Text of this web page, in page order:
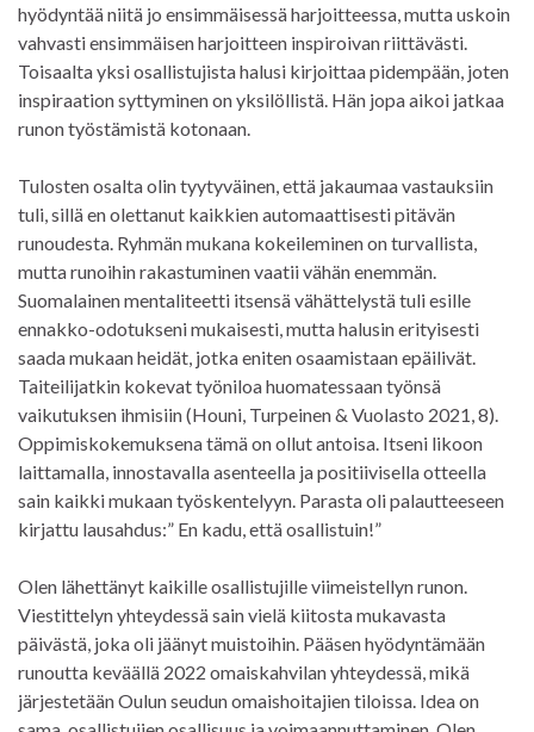
hyödyntää niitä jo ensimmäisessä harjoitteessa, mutta uskoin
vahvasti ensimmäisen harjoitteen inspiroivan riittävästi.
Toisaalta yksi osallistujista halusi kirjoittaa pidempään, joten
inspiraation syttyminen on yksilöllistä. Hän jopa aikoi jatkaa
runon työstämistä kotonaan.
Tulosten osalta olin tyytyväinen, että jakaumaa vastauksiin
tuli, sillä en olettanut kaikkien automaattisesti pitävän
runoudesta. Ryhmän mukana kokeileminen on turvallista,
mutta runoihin rakastuminen vaatii vähän enemmän.
Suomalainen mentaliteetti itsensä vähättelystä tuli esille
ennakko-odotukseni mukaisesti, mutta halusin erityisesti
saada mukaan heidät, jotka eniten osaamistaan epäilivät.
Taiteilijatkin kokevat työniloa huomatessaan työnsä
vaikutuksen ihmisiin (Houni, Turpeinen & Vuolasto 2021, 8).
Oppimiskokemuksena tämä on ollut antoisa. Itseni likoon
laittamalla, innostavalla asenteella ja positiivisella otteella
sain kaikki mukaan työskentelyyn. Parasta oli palautteeseen
kirjattu lausahdus:” En kadu, että osallistuin!”
Olen lähettänyt kaikille osallistujille viimeistellyn runon.
Viestittelyn yhteydessä sain vielä kiitosta mukavasta
päivästä, joka oli jäänyt muistoihin. Pääsen hyödyntämään
runoutta keväällä 2022 omaiskahvilan yhteydessä, mikä
järjestetään Oulun seudun omaishoitajien tiloissa. Idea on